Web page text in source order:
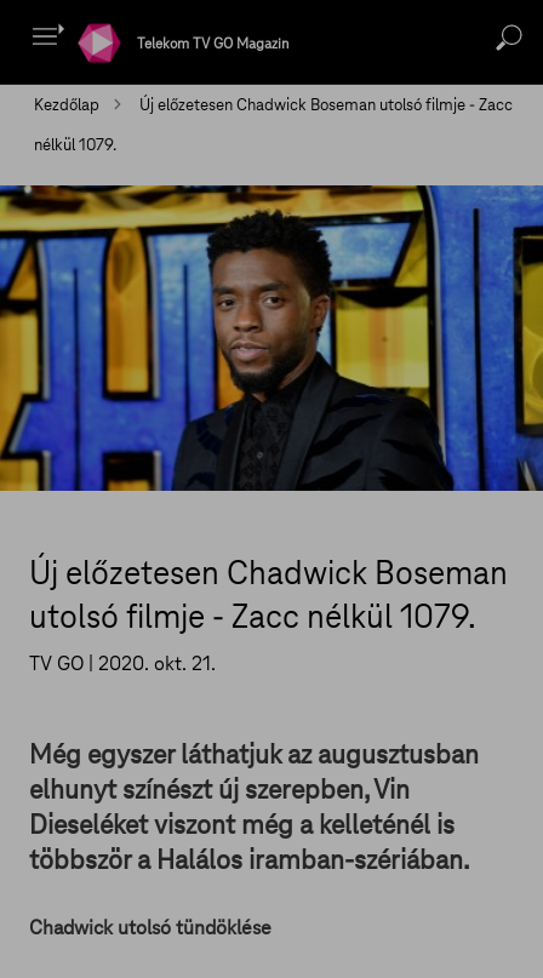
Telekom TV GO Magazin
Kezdőlap
Új előzetesen Chadwick Boseman utolsó filmje - Zacc
nélkül 1079.
Új előzetesen Chadwick Boseman
utolsó filmje - Zacc nélkül 1079.
TV GO | 2020. okt. 21.
Még egyszer láthatjuk az augusztusban
elhunyt színészt új szerepben, Vin
Dieseléket viszont még a kelleténél is
többször a Halálos iramban-szériában.
Chadwick utolsó tündöklése